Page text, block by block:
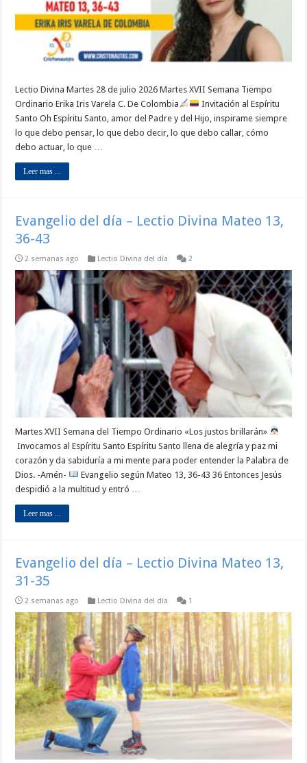
Lectio Divina Martes 28 de julio 2026 Martes XVII Semana Tiempo
Ordinario Erika Iris Varela C. De Colombia
Invitación al Espíritu
Santo Oh Espíritu Santo, amor del Padre y del Hijo, inspirame siempre
lo que debo pensar, lo que debo decir, lo que debo callar, cómo
debo actuar, lo que …
Leer mas ...
Evangelio del día – Lectio Divina Mateo 13,
36-43
2 semanas ago Lectio Divina del día 2
Martes XVII Semana del Tiempo Ordinario «Los justos brillarán»
Invocamos al Espíritu Santo Espíritu Santo llena de alegría y paz mi
corazón y da sabiduría a mi mente para poder entender la Palabra de
Dios. -Amén-
Evangelio según Mateo 13, 36-43 36 Entonces Jesús
despidió a la multitud y entró …
Leer mas ...
Evangelio del día – Lectio Divina Mateo 13,
31-35
2 semanas ago Lectio Divina del día 1